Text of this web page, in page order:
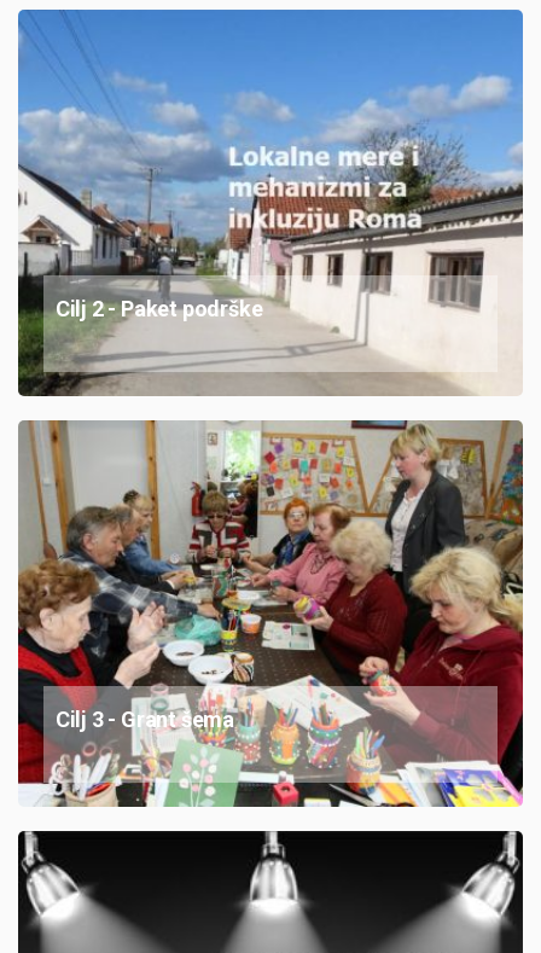
Cilj 2 - Paket podrške
Cilj 3 - Grant šema